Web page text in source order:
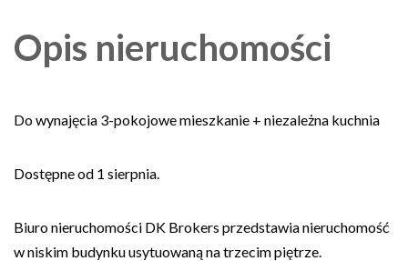
Opis nieruchomości
Do wynajęcia 3-pokojowe mieszkanie + niezależna kuchnia
Dostępne od 1 sierpnia.
Biuro nieruchomości DK Brokers przedstawia nieruchomość
w niskim budynku usytuowaną na trzecim piętrze.